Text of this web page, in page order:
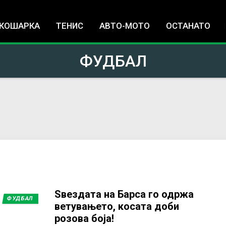
КОШАРКА ТЕНИС АВТО-МОТО ОСТАНАТО
ФУДБАЛ
ФУДБАЛ
Ѕвездата на Барса го одржа
ветувањето, косата доби
розова боја!